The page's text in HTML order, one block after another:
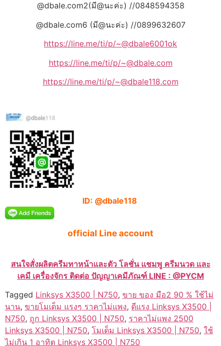
@dbale.com2(มี@นะค่ะ) //0848594358
@dbale.com6 (มี@นะค่ะ) //0899632607
https://line.me/ti/p/~@dbale6001ok
https://line.me/ti/p/~@dbale.com
https://line.me/ti/p/~@dbale118.com
ID: @dbale118
official Line account
สนใจสั่งผลิตครีมทาหน้าและตัว โลชั่น แชมพู ครีมนวด และ
เคมี เครื่องจักร ติดต่อ ปัญญาเคมีภัณฑ์ LINE : @PYCM
Tagged Linksys X3500 | N750, ขาย ของ มือ2 90 % ใช้ไม่
นาน, ขายโมเด็ม แรงๆ ราคาไม่แพง, ดีแรง Linksys X3500 |
N750, ถูก Linksys X3500 | N750, ราคาไม่แพง 2500
Linksys X3500 | N750, โมเด็ม Linksys X3500 | N750, ใช้
ไม่เกิน 1 อาทิต Linksys X3500 | N750